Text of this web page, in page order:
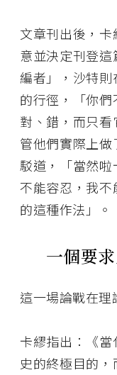
文章刊出後，
意並決定刊登
編者」，沙特
的行徑，「你們
對、錯，而只
管他們實際上
駁道，「當然
不能容忍，我
的這種作法」。
一個要
這一場論戰在理
卡繆指出：《
史的終極目的，